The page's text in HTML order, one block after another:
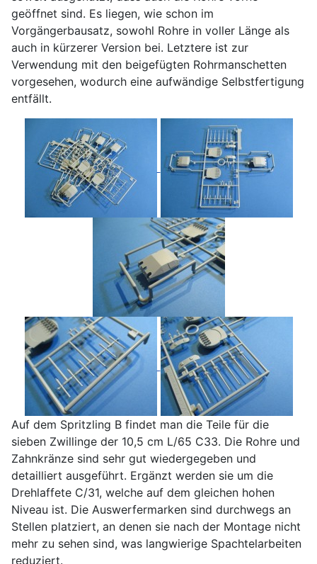
geöffnet sind. Es liegen, wie schon im
Vorgängerbausatz, sowohl Rohre in voller Länge als
auch in kürzerer Version bei. Letztere ist zur
Verwendung mit den beigefügten Rohrmanschetten
vorgesehen, wodurch eine aufwändige Selbstfertigung
entfällt.
Auf dem Spritzling B findet man die Teile für die
sieben Zwillinge der 10,5 cm L/65 C33. Die Rohre und
Zahnkränze sind sehr gut wiedergegeben und
detailliert ausgeführt. Ergänzt werden sie um die
Drehlaffete C/31, welche auf dem gleichen hohen
Niveau ist. Die Auswerfermarken sind durchwegs an
Stellen platziert, an denen sie nach der Montage nicht
mehr zu sehen sind, was langwierige Spachtelarbeiten
reduziert.